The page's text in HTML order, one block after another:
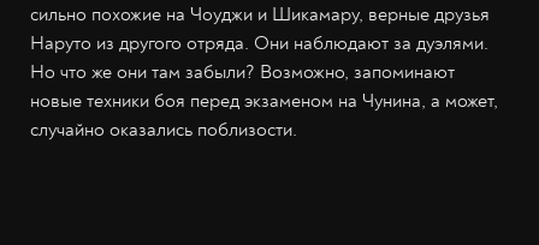
сильно похожие на Чоуджи и Шикамару, верные друзья
Наруто из другого отряда. Они наблюдают за дуэлями.
Но что же они там забыли? Возможно, запоминают
новые техники боя перед экзаменом на Чунина, а может,
случайно оказались поблизости.